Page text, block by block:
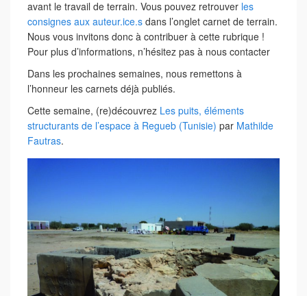
avant le travail de terrain. Vous pouvez retrouver les
consignes aux auteur.ice.s dans l’onglet carnet de terrain.
Nous vous invitons donc à contribuer à cette rubrique !
Pour plus d’informations, n’hésitez pas à nous contacter
Dans les prochaines semaines, nous remettons à
l’honneur les carnets déjà publiés.
Cette semaine, (re)découvrez Les puits, éléments
structurants de l’espace à Regueb (Tunisie) par Mathilde
Fautras.